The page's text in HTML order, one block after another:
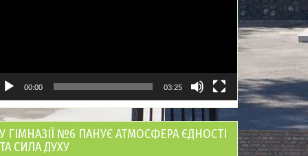
00:00 03:25
У ГІМНАЗІЇ №6 ПАНУЄ АТМОСФЕРА ЄДНОСТІ
ТА СИЛА ДУХУ